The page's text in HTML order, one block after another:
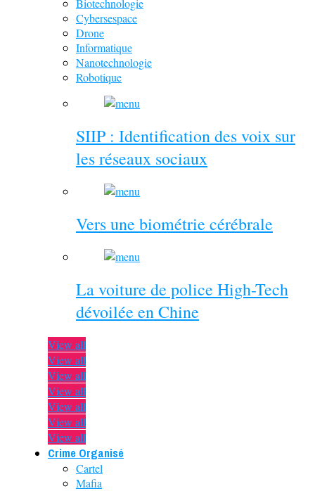
Biotechnologie
Cybersespace
Drone
Informatique
Nanotechnologie
Robotique
SIIP : Identification des voix sur
les réseaux sociaux
Vers une biométrie cérébrale
La voiture de police High-Tech
dévoilée en Chine
View all
View all
View all
View all
View all
View all
View all
Crime Organisé
Cartel
Mafia